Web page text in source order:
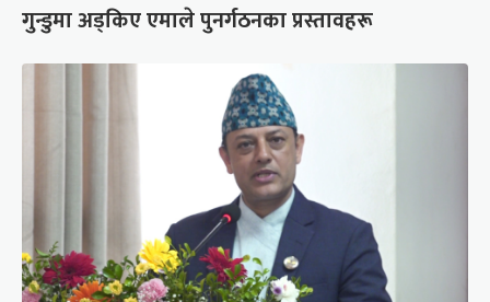
गुन्डुमा अड्किए एमाले पुनर्गठनका प्रस्तावहरू